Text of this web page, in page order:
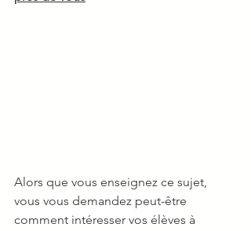
Alors que vous enseignez ce sujet,
vous vous demandez peut-être
comment intéresser vos élèves à